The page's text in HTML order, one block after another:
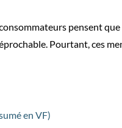
pensent
Pourtant, ces